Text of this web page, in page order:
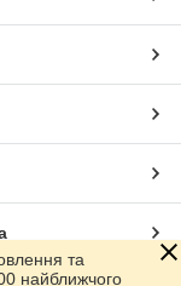
та
найближчого